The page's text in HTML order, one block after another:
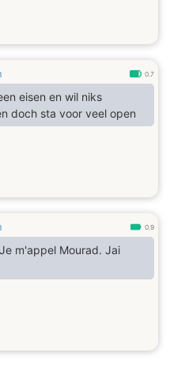
0.7
en wil niks
opdringen doch sta voor veel open
0.9
m'appel Mourad. Jai